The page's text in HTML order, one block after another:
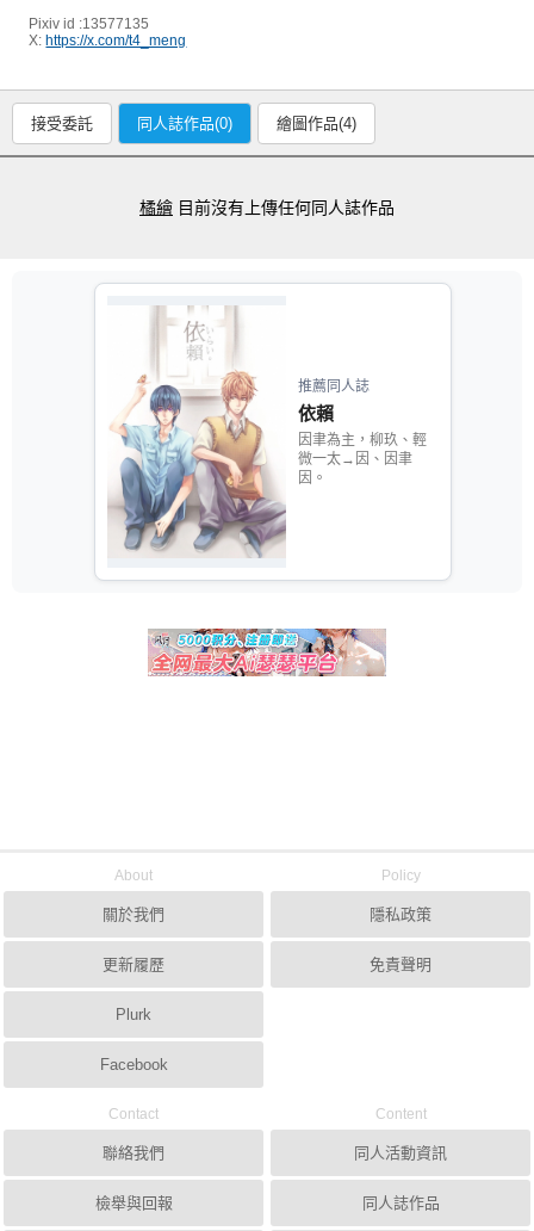
Pixiv id :13577135
X: https://x.com/t4_meng
接受委託 同人誌作品(0) 繪圖作品(4)
橘繪 目前沒有上傳任何同人誌作品
推薦同人誌
依賴
因聿為主，柳玖、輕
微一太→因、因聿
因。
About
關於我們
更新履歷
Plurk
Facebook
Policy
隱私政策
免責聲明
Contact
聯絡我們
檢舉與回報
Content
同人活動資訊
同人誌作品